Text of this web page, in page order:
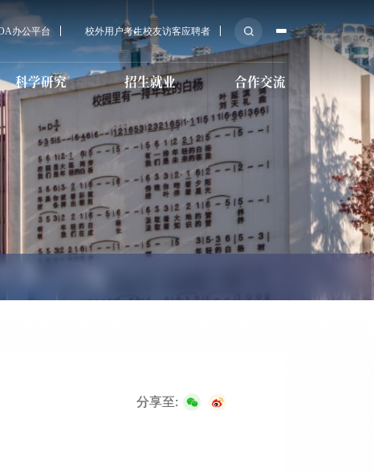
办公平台 校外用户考生校友访客应聘者
后勤服务
校医院
业技术教育
科学研究
科研机构
科研学术
招生就业
培训教育招生
育学院招
国际预科招生
MPA招生
合作交流
传媒大学教育基金会
心
分享至: